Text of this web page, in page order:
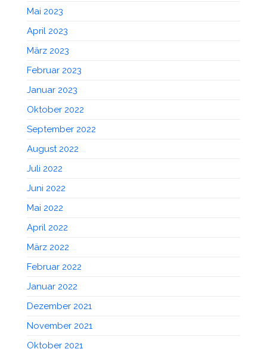
Mai 2023
April 2023
März 2023
Februar 2023
Januar 2023
Oktober 2022
September 2022
August 2022
Juli 2022
Juni 2022
Mai 2022
April 2022
März 2022
Februar 2022
Januar 2022
Dezember 2021
November 2021
Oktober 2021